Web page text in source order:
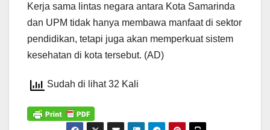
Kerja sama lintas negara antara Kota Samarinda
dan UPM tidak hanya membawa manfaat di sektor
pendidikan, tetapi juga akan memperkuat sistem
kesehatan di kota tersebut. (AD)
Sudah di lihat 32 Kali